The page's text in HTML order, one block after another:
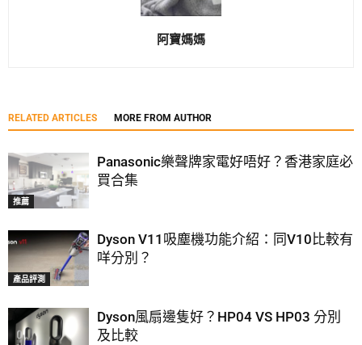
阿寶媽媽
RELATED ARTICLES MORE FROM AUTHOR
推薦
Panasonic樂聲牌家電好唔好？香港家庭必
買合集
產品評測
Dyson V11吸塵機功能介紹：同V10比較有
咩分別？
Dyson風扇邊隻好？HP04 VS HP03 分別
及比較